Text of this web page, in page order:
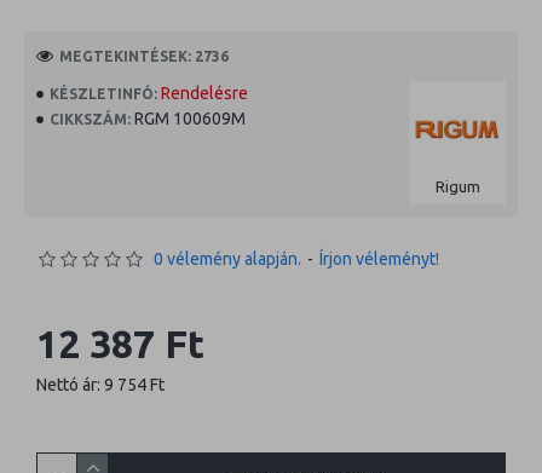
KÉSZLETINFÓ: Rendelésre
CIKKSZÁM: RGM 100609M
Rigum
MEGTEKINTÉSEK: 2736
0 vélemény alapján. - Írjon véleményt!
12 387 Ft
Nettó ár: 9 754 Ft